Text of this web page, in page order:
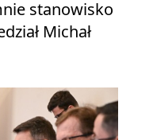
stanowisko
Michał